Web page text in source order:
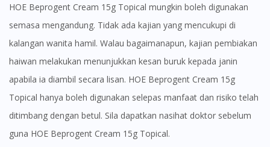
HOE Beprogent Cream 15g Topical mungkin boleh digunakan
semasa mengandung. Tidak ada kajian yang mencukupi di
kalangan wanita hamil. Walau bagaimanapun, kajian pembiakan
haiwan melakukan menunjukkan kesan buruk kepada janin
apabila ia diambil secara lisan. HOE Beprogent Cream 15g
Topical hanya boleh digunakan selepas manfaat dan risiko telah
ditimbang dengan betul. Sila dapatkan nasihat doktor sebelum
guna HOE Beprogent Cream 15g Topical.